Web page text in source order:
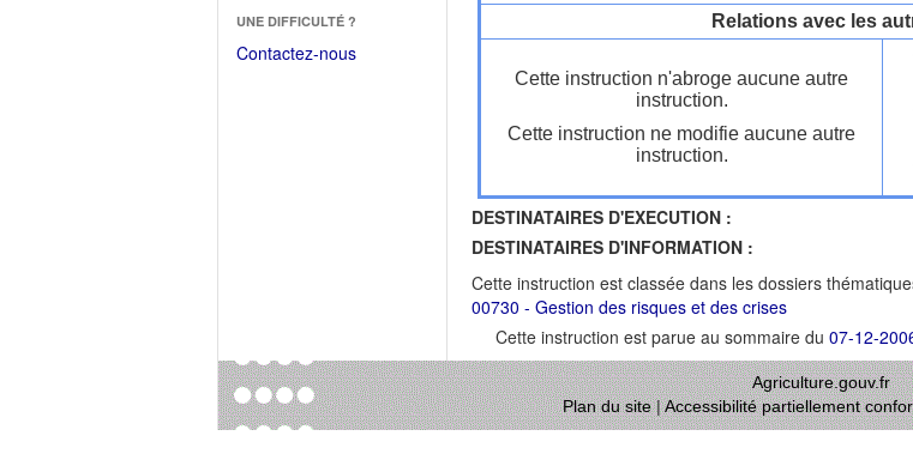
fenêtre)
une
nouvelle
UNE DIFFICULTÉ ?
Contactez-nous
Relations avec les
Cette instruction n'abroge aucune autre
instruction.
Cette instruction ne modifie aucune autre
instruction.
DESTINATAIRES D'EXECUTION :
DESTINATAIRES D'INFORMATION :
Cette instruction est classée dans les dossiers
00730 - Gestion des risques et des crises
Cette instruction est parue au sommaire du 07-12-
Agriculture.gouv.fr
Plan du site|Accessibilité partiellement